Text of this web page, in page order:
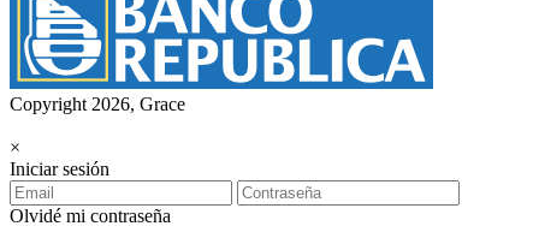
Copyright 2026, Grace
×
Iniciar sesión
Olvidé mi contraseña